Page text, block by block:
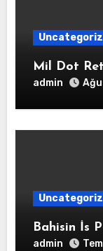
Mil Dot
admin
Bahisin İs
admin